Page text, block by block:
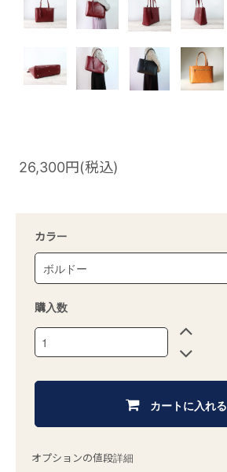
26,300円(税込)
カラー
購入数
カートに入れる
オプションの値段詳細